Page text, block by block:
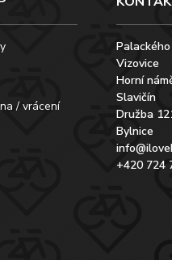
/ vrácení
Vizovice
Horní
Slavičín
Družba
Bylnice
+420 724